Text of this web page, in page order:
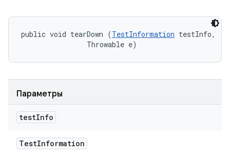
public void tearDown (TestInformation testInfo,
                Throwable e)
Параметры
testInfo
TestInformation